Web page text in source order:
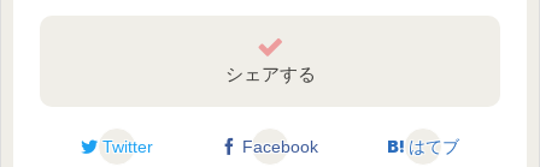
シェアする
Twitter Facebook はてブ